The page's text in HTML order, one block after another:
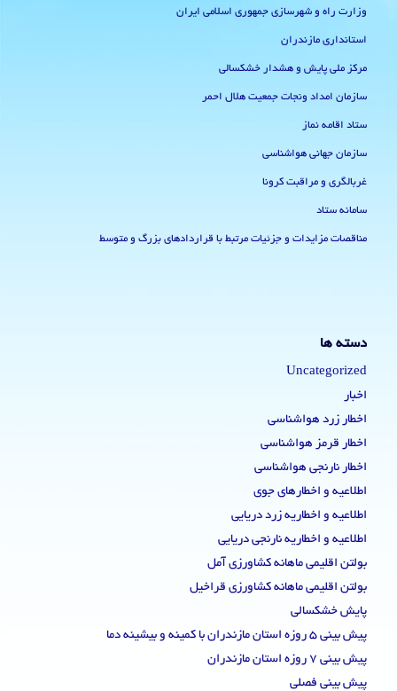
وزارت راه و شهرسازی جمهوری اسلامی ایران
استانداری مازندران
مرکز ملی پایش و هشدار خشکسالی
سازمان امداد ونجات جمعیت هلال احمر
ستاد اقامه نماز
سازمان جهانی هواشناسی
غربالگری و مراقبت کرونا
سامانه ستاد
مناقصات مزایدات و جزئیات مرتبط با قراردادهای بزرگ و متوسط
دسته ها
Uncategorized
اخبار
اخطار زرد هواشناسی
اخطار قرمز هواشناسی
اخطار نارنجی هواشناسی
اطلاعیه و اخطارهای جوی
اطلاعیه و اخطاریه زرد دریایی
اطلاعیه و اخطاریه نارنجی دریایی
بولتن اقلیمی ماهانه کشاورزی آمل
بولتن اقلیمی ماهانه کشاورزی قراخیل
پایش خشکسالی
پیش بینی 5 روزه استان مازندران با کمینه و بیشینه دما
پیش بینی 7 روزه استان مازندران
پیش بینی فصلی